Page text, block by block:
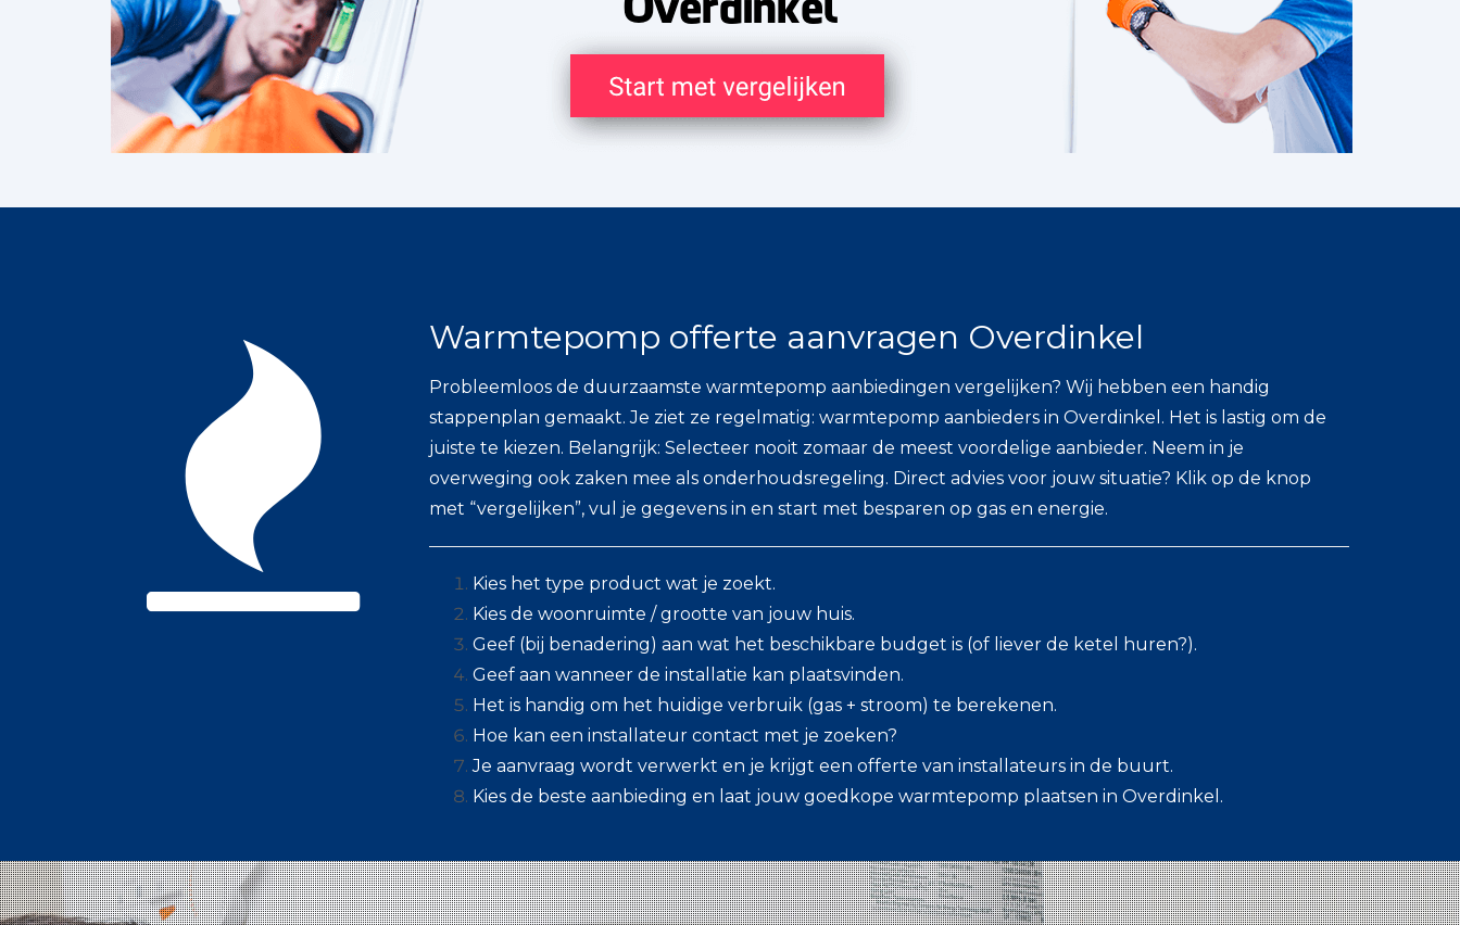
Warmtepomp offerte aanvragen Overdinkel
Probleemloos de duurzaamste warmtepomp aanbiedingen vergelijken? Wij hebben een handig
stappenplan gemaakt. Je ziet ze regelmatig: warmtepomp aanbieders in Overdinkel. Het is lastig om de
juiste te kiezen. Belangrijk: Selecteer nooit zomaar de meest voordelige aanbieder. Neem in je
overweging ook zaken mee als onderhoudsregeling. Direct advies voor jouw situatie? Klik op de knop
met “vergelijken”, vul je gegevens in en start met besparen op gas en energie.
Kies het type product wat je zoekt.
Kies de woonruimte / grootte van jouw huis.
Geef (bij benadering) aan wat het beschikbare budget is (of liever de ketel huren?).
Geef aan wanneer de installatie kan plaatsvinden.
Het is handig om het huidige verbruik (gas + stroom) te berekenen.
Hoe kan een installateur contact met je zoeken?
Je aanvraag wordt verwerkt en je krijgt een offerte van installateurs in de buurt.
Kies de beste aanbieding en laat jouw goedkope warmtepomp plaatsen in Overdinkel.